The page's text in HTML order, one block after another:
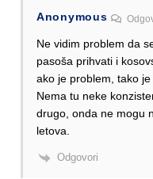
Anonymous
Ne vidim problem da
pasoša prihvati i
ako je problem, tako
Nema tu neke
drugo, onda ne mogu
letova.
Odgovori